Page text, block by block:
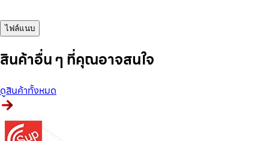
ไฟล์แนบ
สินค้าอื่น ๆ ที่คุณอาจสนใจ
ดูสินค้าทั้งหมด